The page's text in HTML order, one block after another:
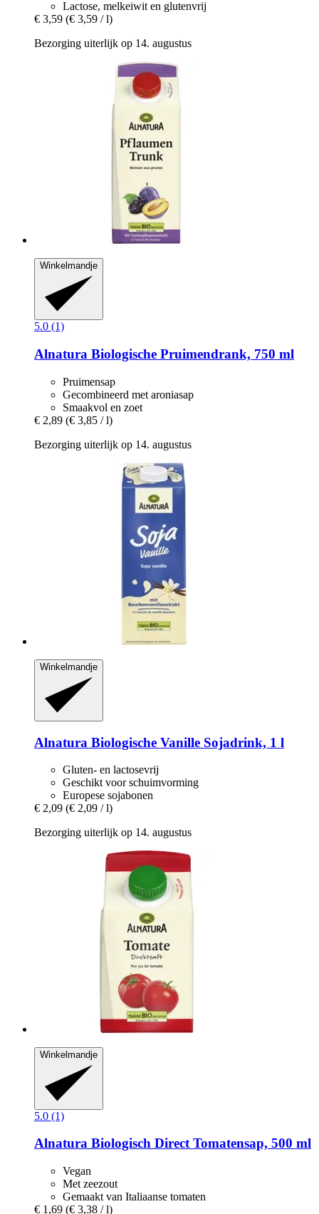
Lactose, melkeiwit en glutenvrij
€ 3,59 (€ 3,59 / l)
Bezorging uiterlijk op 14. augustus
Winkelmandje
5.0 (1)
Alnatura Biologische Pruimendrank, 750 ml
Pruimensap
Gecombineerd met aroniasap
Smaakvol en zoet
€ 2,89 (€ 3,85 / l)
Bezorging uiterlijk op 14. augustus
Winkelmandje
Alnatura Biologische Vanille Sojadrink, 1 l
Gluten- en lactosevrij
Geschikt voor schuimvorming
Europese sojabonen
€ 2,09 (€ 2,09 / l)
Bezorging uiterlijk op 14. augustus
Winkelmandje
5.0 (1)
Alnatura Biologisch Direct Tomatensap, 500 ml
Vegan
Met zeezout
Gemaakt van Italiaanse tomaten
€ 1,69 (€ 3,38 / l)